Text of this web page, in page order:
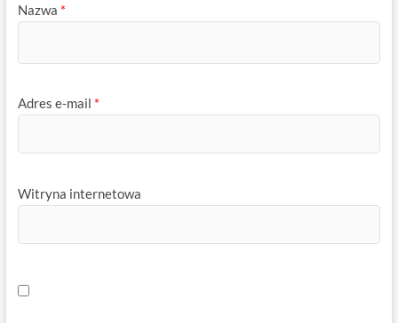
Nazwa *
Adres e-mail *
Witryna internetowa